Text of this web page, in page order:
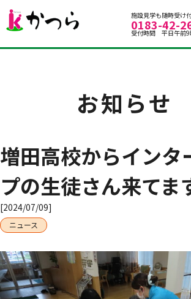
グループホ
施設見学も随時受け
0183-42-
受付時間 平日午前9
お知らせ
増田高校からインタ
プの生徒さん来てま
[2024/07/09]
ニュース